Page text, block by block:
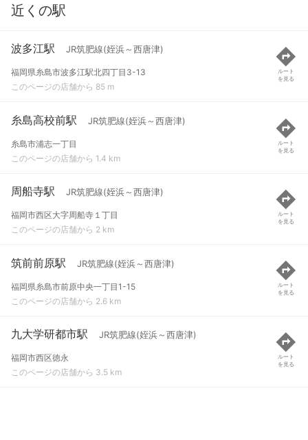
近くの駅
波多江駅 JR筑肥線(姪浜～西唐津)
福岡県糸島市波多江駅北四丁目3-13
このページの店舗から 85 m
ルート
を見る
糸島高校前駅 JR筑肥線(姪浜～西唐津)
糸島市浦志一丁目
このページの店舗から 1.4 km
ルート
を見る
周船寺駅 JR筑肥線(姪浜～西唐津)
福岡市西区大字周船寺１丁目
このページの店舗から 2 km
ルート
を見る
筑前前原駅 JR筑肥線(姪浜～西唐津)
福岡県糸島市前原中央一丁目1-15
このページの店舗から 2.6 km
ルート
を見る
九大学研都市駅 JR筑肥線(姪浜～西唐津)
福岡市西区徳永
このページの店舗から 3.5 km
ルート
を見る